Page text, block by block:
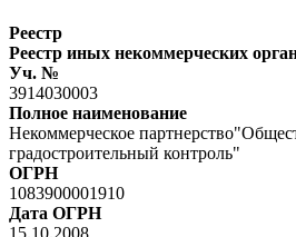
Реестр
Реестр иных некоммерческих
Уч. №
3914030003
Полное наименование
Некоммерческое
градостроительный контроль"
ОГРН
1083900001910
Дата ОГРН
15.10.2008